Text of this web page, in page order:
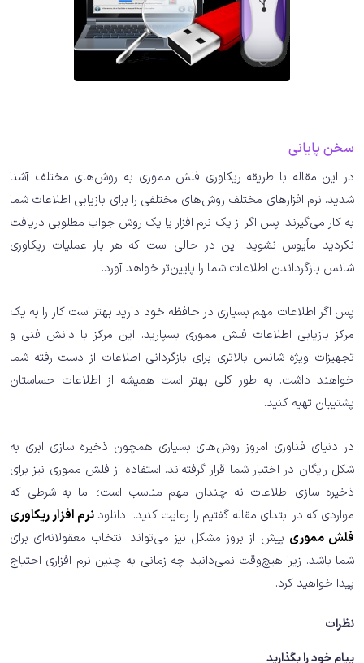
سخن پایانی
در این مقاله با طریقه ریکاوری فلش مموری به روش‌های مختلف آشنا
شدید. نرم افزارهای مختلف روش‌های مختلفی را برای بازیابی اطلاعات شما
به کار می‌گیرند. پس اگر از یک نرم افزار یا یک روش جواب مطلوبی دریافت
نکردید مأیوس نشوید. این در حالی است که هر بار عملیات ریکاوری
شانس بازگرداندن اطلاعات شما را پایین‌تر خواهد آورد.
پس اگر اطلاعات مهم بسیاری در حافظه خود دارید بهتر است کار را به یک
مرکز بازیابی اطلاعات فلش مموری بسپارید. این مرکز با دانش فنی و
تجهیزات ویژه شانس بالاتری برای بازگردانی اطلاعات از دست رفته شما
خواهند داشت. به طور کلی بهتر است همیشه از اطلاعات حساستان
پشتیبان تهیه کنید.
در دنیای فناوری امروز روش‌های بسیاری همچون ذخیره سازی ابری به
شکل رایگان در اختیار شما قرار گرفته‌اند. استفاده از فلش مموری نیز برای
ذخیره سازی اطلاعات نه چندان مهم مناسب است؛ اما به شرطی که
مواردی که در ابتدای مقاله گفتیم را رعایت کنید. دانلود نرم افزار ریکاوری
فلش مموری پیش از بروز مشکل نیز می‌تواند انتخاب معقولانه‌ای برای
شما باشد. زیرا هیچ‌وقت نمی‌دانید چه زمانی به چنین نرم افزاری احتیاج
پیدا خواهید کرد.
نظرات
پیام خود را بگذارید